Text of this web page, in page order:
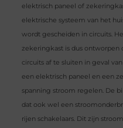
elektrisch paneel of
elektrische systeem van het
wordt gescheiden in circuits.
zekeringkast is dus ontworpen
circuits af te sluiten in geval
een elektrisch paneel en een
spanning stroom regelen. De
dat ook wel een
rijen schakelaars. Dit zijn